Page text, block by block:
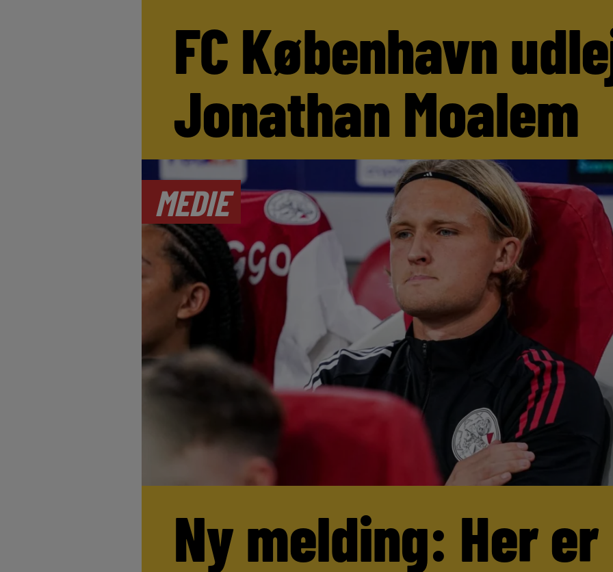
FC København
Jonathan Moalem
MEDIE
Ny melding: Her er